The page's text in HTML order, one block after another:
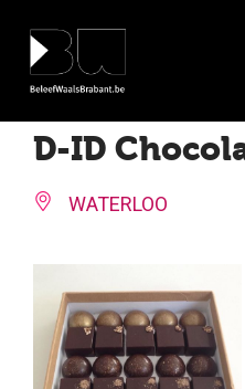
D-ID
WATERLOO